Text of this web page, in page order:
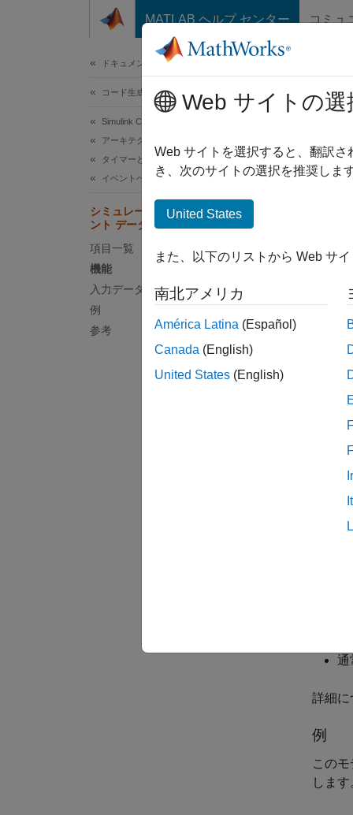
コンテンツへスキップ
MATLAB ヘルプ センター コミュ
ドキュメンテーションのホーム
コード生成
Simulink Coder
アーキテクチャとコンポーネントの設計
タイマーとスケジューリング
イベントベースのスケジューリング
シミュレーションのための非同期イベ
ント データのインポート
項目一覧
機能
入力データ形式
例
参考
シ
機能
Inport
入力
[デー
され
通
詳細に
例
この
します
Web サイトの選
Web サイトを選択すると、翻訳
き、次のサイトの選択を推奨しま
United States
また、以下のリストから Web サ
南北アメリカ
América Latina (Español)
Canada (English)
United States (English)